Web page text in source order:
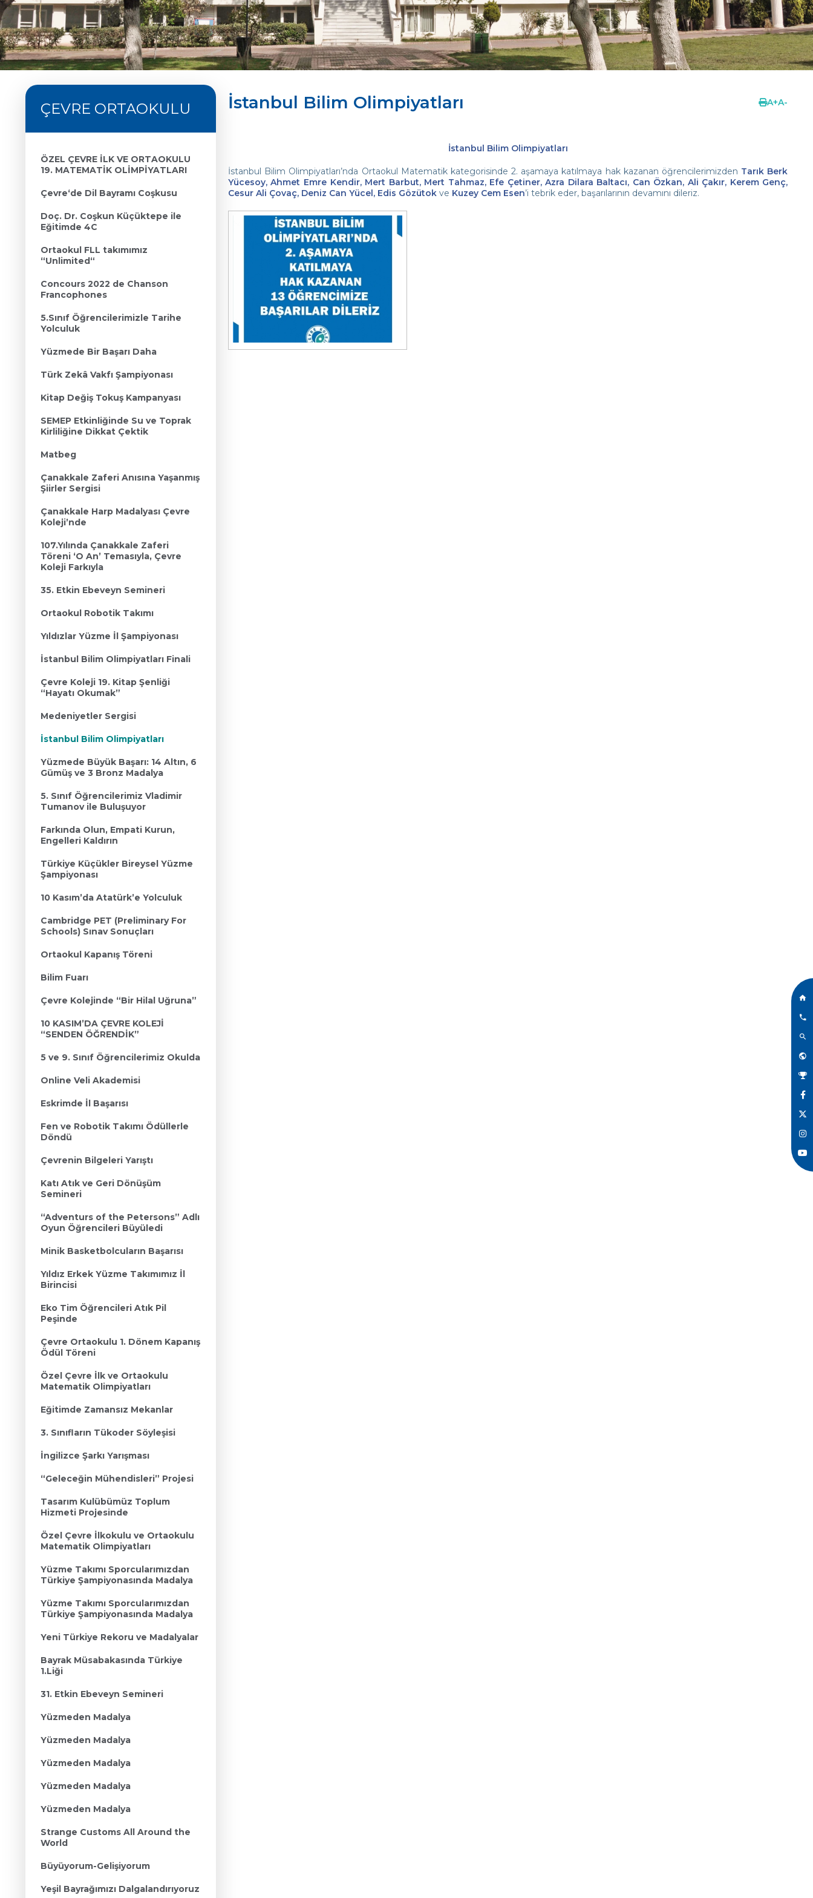
ÇEVRE ORTAOKULU
ÖZEL ÇEVRE İLK VE ORTAOKULU
19. MATEMATİK OLİMPİYATLARI
Çevre‘de Dil Bayramı Coşkusu
Doç. Dr. Coşkun Küçüktepe ile
Eğitimde 4C
Ortaokul FLL takımımız
“Unlimited“
Concours 2022 de Chanson
Francophones
5.Sınıf Öğrencilerimizle Tarihe
Yolculuk
Yüzmede Bir Başarı Daha
Türk Zekâ Vakfı Şampiyonası
Kitap Değiş Tokuş Kampanyası
SEMEP Etkinliğinde Su ve Toprak
Kirliliğine Dikkat Çektik
Matbeg
Çanakkale Zaferi Anısına Yaşanmış
Şiirler Sergisi
Çanakkale Harp Madalyası Çevre
Koleji’nde
107.Yılında Çanakkale Zaferi
Töreni ‘O An’ Temasıyla, Çevre
Koleji Farkıyla
35. Etkin Ebeveyn Semineri
Ortaokul Robotik Takımı
Yıldızlar Yüzme İl Şampiyonası
İstanbul Bilim Olimpiyatları Finali
Çevre Koleji 19. Kitap Şenliği
“Hayatı Okumak”
Medeniyetler Sergisi
İstanbul Bilim Olimpiyatları
Yüzmede Büyük Başarı: 14 Altın, 6
Gümüş ve 3 Bronz Madalya
5. Sınıf Öğrencilerimiz Vladimir
Tumanov ile Buluşuyor
Farkında Olun, Empati Kurun,
Engelleri Kaldırın
Türkiye Küçükler Bireysel Yüzme
Şampiyonası
10 Kasım’da Atatürk’e Yolculuk
Cambridge PET (Preliminary For
Schools) Sınav Sonuçları
Ortaokul Kapanış Töreni
Bilim Fuarı
Çevre Kolejinde “Bir Hilal Uğruna”
10 KASIM’DA ÇEVRE KOLEJİ
“SENDEN ÖĞRENDİK”
5 ve 9. Sınıf Öğrencilerimiz Okulda
Online Veli Akademisi
Eskrimde İl Başarısı
Fen ve Robotik Takımı Ödüllerle
Döndü
Çevrenin Bilgeleri Yarıştı
Katı Atık ve Geri Dönüşüm
Semineri
“Adventurs of the Petersons” Adlı
Oyun Öğrencileri Büyüledi
Minik Basketbolcuların Başarısı
Yıldız Erkek Yüzme Takımımız İl
Birincisi
Eko Tim Öğrencileri Atık Pil
Peşinde
Çevre Ortaokulu 1. Dönem Kapanış
Ödül Töreni
Özel Çevre İlk ve Ortaokulu
Matematik Olimpiyatları
Eğitimde Zamansız Mekanlar
3. Sınıfların Tükoder Söyleşisi
İngilizce Şarkı Yarışması
“Geleceğin Mühendisleri” Projesi
Tasarım Kulübümüz Toplum
Hizmeti Projesinde
Özel Çevre İlkokulu ve Ortaokulu
Matematik Olimpiyatları
Yüzme Takımı Sporcularımızdan
Türkiye Şampiyonasında Madalya
Yüzme Takımı Sporcularımızdan
Türkiye Şampiyonasında Madalya
Yeni Türkiye Rekoru ve Madalyalar
Bayrak Müsabakasında Türkiye
1.Liği
31. Etkin Ebeveyn Semineri
Yüzmeden Madalya
Yüzmeden Madalya
Yüzmeden Madalya
Yüzmeden Madalya
Yüzmeden Madalya
Strange Customs All Around the
World
Büyüyorum-Gelişiyorum
Yeşil Bayrağımızı Dalgalandırıyoruz
İstanbul Bilim Olimpiyatları A+A-
İstanbul Bilim Olimpiyatları
İstanbul Bilim Olimpiyatları’nda Ortaokul Matematik kategorisinde 2. aşamaya katılmaya hak kazanan öğrencilerimizden Tarık Berk
Yücesoy, Ahmet Emre Kendir, Mert Barbut, Mert Tahmaz, Efe Çetiner, Azra Dilara Baltacı, Can Özkan, Ali Çakır, Kerem Genç,
Cesur Ali Çovaç, Deniz Can Yücel, Edis Gözütok ve Kuzey Cem Esen’i tebrik eder, başarılarının devamını dileriz.